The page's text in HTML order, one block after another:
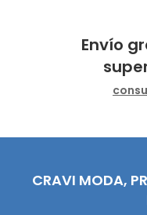
Envío
CRAVI MODA,